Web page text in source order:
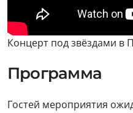
Концерт под звёздами в
Программа
Гостей мероприятия